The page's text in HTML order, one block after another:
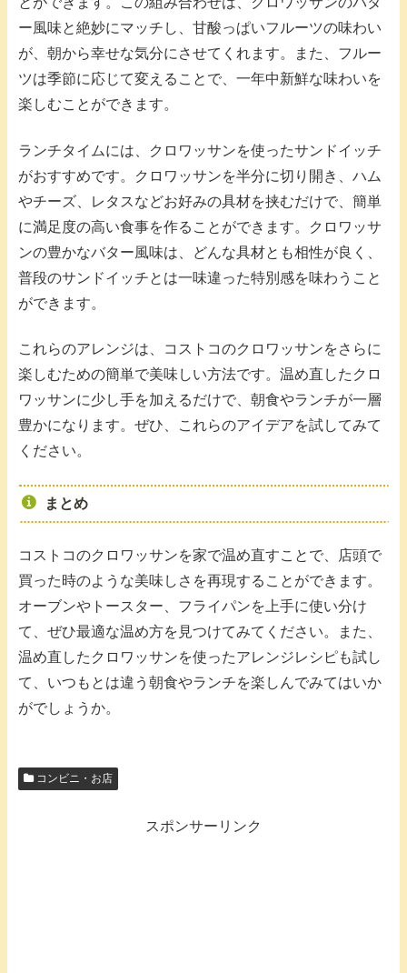
ー風味と絶妙にマッチし、甘酸っぱいフルーツの味わい
が、朝から幸せな気分にさせてくれます。また、フルー
ツは季節に応じて変えることで、一年中新鮮な味わいを
楽しむことができます。
ランチタイムには、クロワッサンを使ったサンドイッチ
がおすすめです。クロワッサンを半分に切り開き、ハム
やチーズ、レタスなどお好みの具材を挟むだけで、簡単
に満足度の高い食事を作ることができます。クロワッサ
ンの豊かなバター風味は、どんな具材とも相性が良く、
普段のサンドイッチとは一味違った特別感を味わうこと
ができます。
これらのアレンジは、コストコのクロワッサンをさらに
楽しむための簡単で美味しい方法です。温め直したクロ
ワッサンに少し手を加えるだけで、朝食やランチが一層
豊かになります。ぜひ、これらのアイデアを試してみて
ください。
まとめ
コストコのクロワッサンを家で温め直すことで、店頭で
買った時のような美味しさを再現することができます。
オーブンやトースター、フライパンを上手に使い分け
て、ぜひ最適な温め方を見つけてみてください。また、
温め直したクロワッサンを使ったアレンジレシピも試し
て、いつもとは違う朝食やランチを楽しんでみてはいか
がでしょうか。
コンビニ・お店
スポンサーリンク